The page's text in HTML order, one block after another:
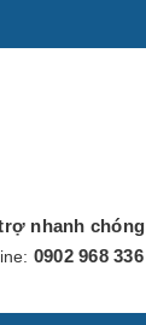
nhanh chóng
0902 968 336